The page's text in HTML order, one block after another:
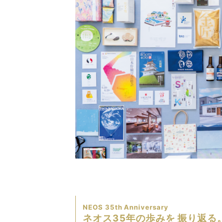
NEOS 35th Anniversary
ネオス35年の歩みを 振り返る